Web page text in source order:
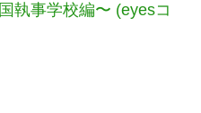
執事学校編〜 (eyesコ